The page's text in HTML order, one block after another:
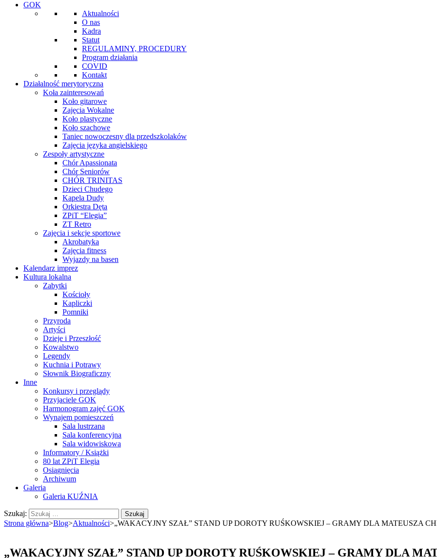
GOK
Aktualności
O nas
Kadra
Statut
REGULAMINY, PROCEDURY
Program działania
COVID
Kontakt
Działalność merytoryczna
Koła zainteresowań
Koło gitarowe
Zajęcia Wokalne
Koło plastyczne
Koło szachowe
Taniec nowoczesny dla przedszkolaków
Zajęcia języka angielskiego
Zespoły artystyczne
Chór Apassionata
Chór Seniorów
CHÓR TRINITAS
Dzieci Chudego
Kapela Dudy
Orkiestra Dęta
ZPiT “Elegia”
ZT Retro
Zajęcia i sekcje sportowe
Akrobatyka
Zajęcia fitness
Wyjazdy na basen
Kalendarz imprez
Kultura lokalna
Zabytki
Kościoły
Kapliczki
Pomniki
Przyroda
Artyści
Dzieje i Przeszłość
Kowalstwo
Legendy
Kuchnia i Potrawy
Słownik Biograficzny
Inne
Konkursy i przeglądy
Przyjaciele GOK
Harmonogram zajęć GOK
Wynajem pomieszczeń
Sala lustrzana
Sala konferencyjna
Sala widowiskowa
Informatory / Książki
80 lat ZPiT Elegia
Osiągnięcia
Archiwum
Galeria
Galeria KUŹNIA
Szukaj:
Strona główna>Blog>Aktualności>„WAKACYJNY SZAŁ” STAND UP DOROTY RUŚKOWSKIEJ – GRAMY DLA MATEUSZA
„WAKACYJNY SZAŁ” STAND UP DOROTY RUŚKOWSKIEJ – GRAMY DLA